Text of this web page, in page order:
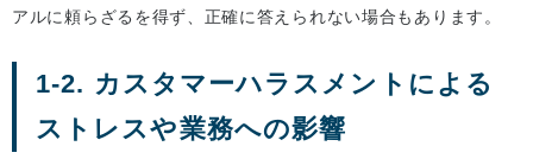
アルに頼らざるを得ず、正確に答えられない場合もあります。
1-2. カスタマーハラスメントによる
ストレスや業務への影響